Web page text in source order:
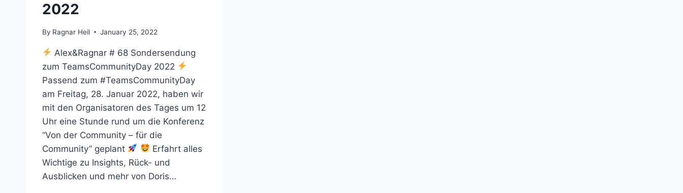
2022
By Ragnar Heil January 25, 2022
Alex&Ragnar # 68 Sondersendung
zum TeamsCommunityDay 2022
Passend zum #TeamsCommunityDay
am Freitag, 28. Januar 2022, haben wir
mit den Organisatoren des Tages um 12
Uhr eine Stunde rund um die Konferenz
“Von der Community – für die
Community” geplant
Erfahrt alles
Wichtige zu Insights, Rück- und
Ausblicken und mehr von Doris…